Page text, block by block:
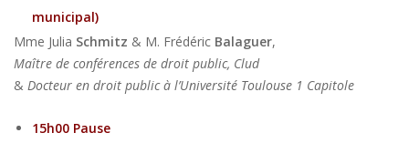
municipal)
Mme Julia Schmitz & M. Frédéric Balaguer,
Maître de conférences de droit public, Clud
& Docteur en droit public à l’Université Toulouse 1 Capitole
15h00 Pause